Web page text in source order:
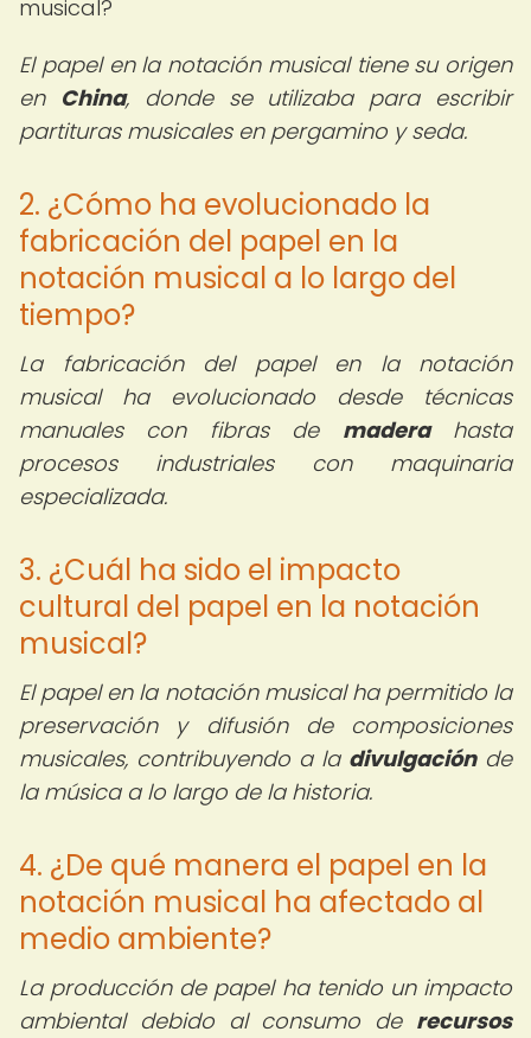
musical?
El papel en la notación musical tiene su origen
en China, donde se utilizaba para escribir
partituras musicales en pergamino y seda.
2. ¿Cómo ha evolucionado la
fabricación del papel en la
notación musical a lo largo del
tiempo?
La fabricación del papel en la notación
musical ha evolucionado desde técnicas
manuales con fibras de maderahasta
procesos industriales con maquinaria
especializada.
3. ¿Cuál ha sido el impacto
cultural del papel en la notación
musical?
El papel en la notación musical ha permitido la
preservación y difusión de composiciones
musicales, contribuyendo a la divulgaciónde
la música a lo largo de la historia.
4. ¿De qué manera el papel en la
notación musical ha afectado al
medio ambiente?
La producción de papel ha tenido un impacto
ambiental debido al consumo de recursos